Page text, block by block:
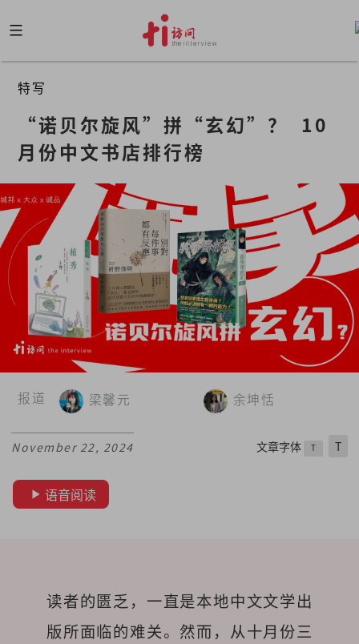
to
content
特写
“诺贝尔旋风”拼“玄幻”？  10
月份中文书店排行榜
报道 梁馨元 余坤恬
November 22, 2024 文章字体 T T
语音阅读
读者的匮乏，一直是本地中文文学出
版所面临的难关。然而，从十月份三